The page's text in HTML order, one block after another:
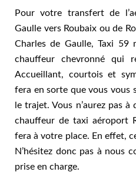
Pour votre transfert de
Gaulle vers Roubaix ou de
Charles de Gaulle, Taxi
chauffeur chevronné qui
Accueillant, courtois et
fera en sorte que vous vous
le trajet. Vous n’aurez pas à
chauffeur de taxi aéroport
fera à votre place. En effet,
N’hésitez donc pas à nous
prise en charge.